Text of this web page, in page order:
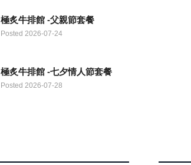
極炙牛排館 -父親節套餐
Posted 2026-07-24
極炙牛排館 -七夕情人節套餐
Posted 2026-07-28